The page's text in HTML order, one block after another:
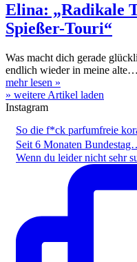
Elina: „Radikale
Spießer-Touri“
Was macht dich gerade
endlich wieder in meine alte…
mehr lesen »
» weitere Artikel laden
Instagram
So die f*ck parfumfreie
Seit 6 Monaten
Wenn du leider nicht sehr